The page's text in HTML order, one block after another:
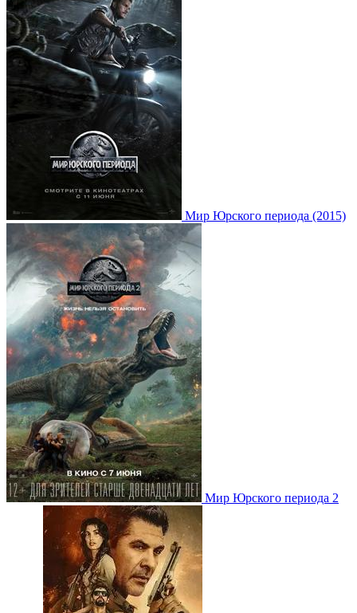
Мир Юрского периода (2015)
Мир Юрского периода 2